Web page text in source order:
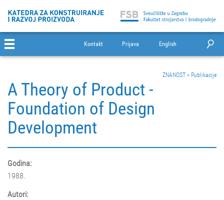
Kontakt Prijava English
ZNANOST > Publikacije
A Theory of Product -
Foundation of Design
Development
Godina:
1988.
Autori: